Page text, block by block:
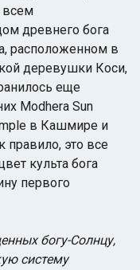
всем
древнего бога
расположенном в
деревушки Коси,
еще
Modhera Sun
в Кашмире и
правило, это все
культа бога
первого
богу-Солнцу,
систему